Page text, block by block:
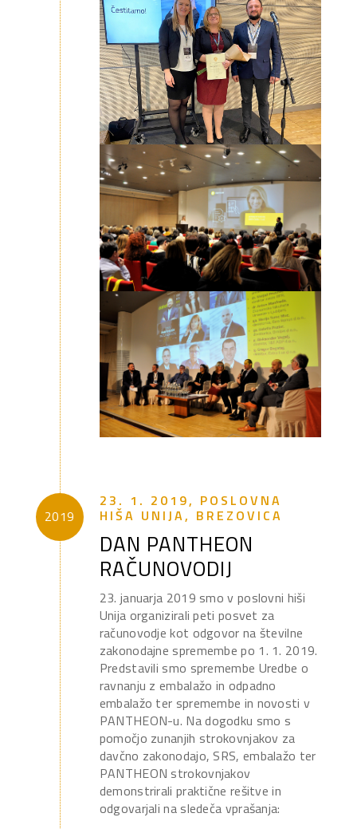
2019
23. 1. 2019, POSLOVNA
HIŠA UNIJA, BREZOVICA
DAN PANTHEON
RAČUNOVODIJ
23. januarja 2019 smo v poslovni hiši
Unija organizirali peti posvet za
računovodje kot odgovor na številne
zakonodajne spremembe po 1. 1. 2019.
Predstavili smo spremembe Uredbe o
ravnanju z embalažo in odpadno
embalažo ter spremembe in novosti v
PANTHEON-u. Na dogodku smo s
pomočjo zunanjih strokovnjakov za
davčno zakonodajo, SRS, embalažo ter
PANTHEON strokovnjakov
demonstrirali praktične rešitve in
odgovarjali na sledeča vprašanja: